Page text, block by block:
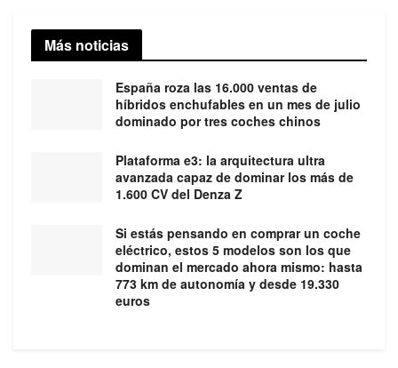
Más noticias
España roza las 16.000 ventas de
híbridos enchufables en un mes de julio
dominado por tres coches chinos
Plataforma e3: la arquitectura ultra
avanzada capaz de dominar los más de
1.600 CV del Denza Z
Si estás pensando en comprar un coche
eléctrico, estos 5 modelos son los que
dominan el mercado ahora mismo: hasta
773 km de autonomía y desde 19.330
euros